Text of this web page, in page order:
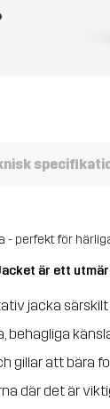
- perfekt för
är ett
jacka
behagliga
gillar att bära
där det är